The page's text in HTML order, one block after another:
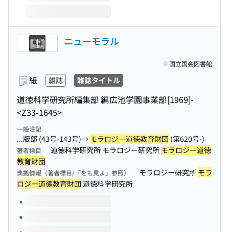
ニューモラル
紙 雑誌 雑誌タイトル
道徳科学研究所編集部 編広池学園事業部[1969]-
<Z33-1645>
国立国会図書館
一般注記
...版部 (43号-143号)→ モラロジー道徳教育財団 (第620号-)
著者標目 道徳科学研究所 モラロジー研究所 モラロジー道徳
教育財団
典拠情報（著者標目/「をも見よ」参照） モラロジー研究所 モラ
ロジー道徳教育財団 道徳科学研究所
このタイトルの巻号